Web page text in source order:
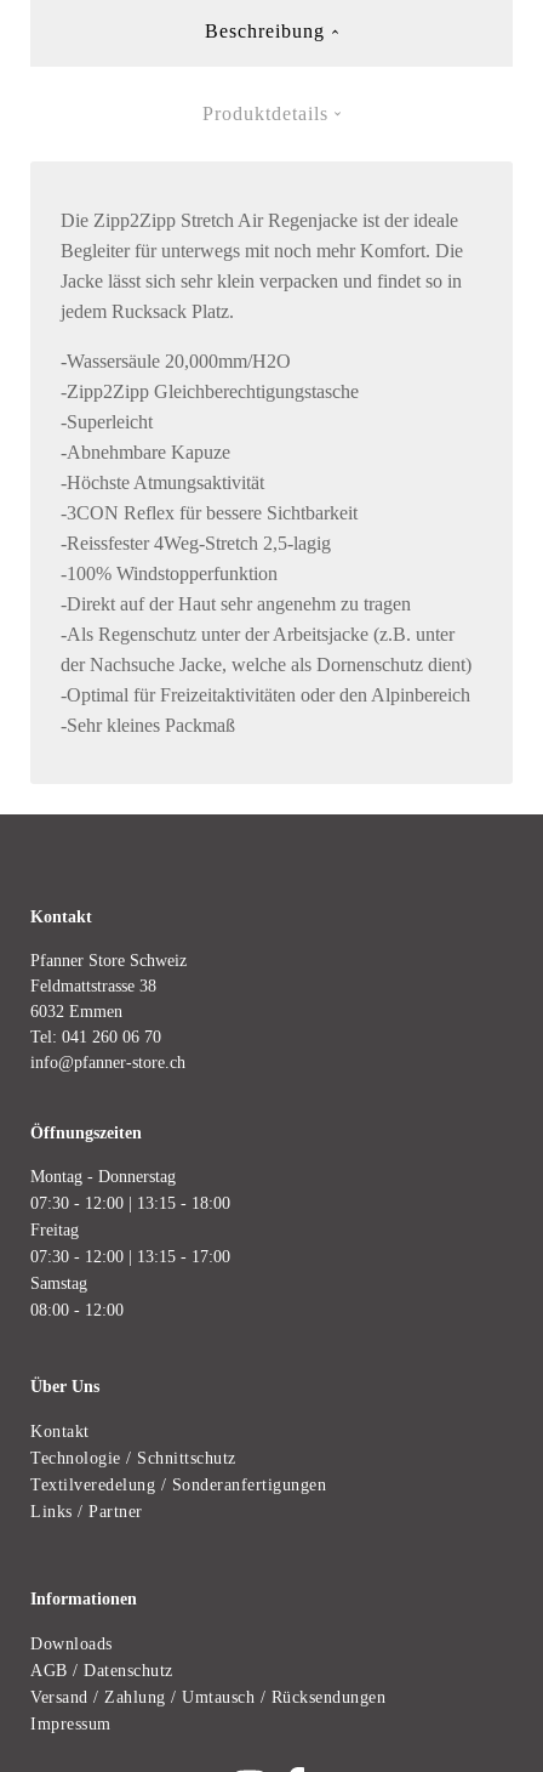
Beschreibung
Produktdetails
Die Zipp2Zipp Stretch Air Regenjacke ist der ideale
Begleiter für unterwegs mit noch mehr Komfort. Die
Jacke lässt sich sehr klein verpacken und findet so in
jedem Rucksack Platz.
-Wassersäule 20,000mm/H2O
-Zipp2Zipp Gleichberechtigungstasche
-Superleicht
-Abnehmbare Kapuze
-Höchste Atmungsaktivität
-3CON Reflex für bessere Sichtbarkeit
-Reissfester 4Weg-Stretch 2,5-lagig
-100% Windstopperfunktion
-Direkt auf der Haut sehr angenehm zu tragen
-Als Regenschutz unter der Arbeitsjacke (z.B. unter
der Nachsuche Jacke, welche als Dornenschutz dient)
-Optimal für Freizeitaktivitäten oder den Alpinbereich
-Sehr kleines Packmaß
Kontakt
Pfanner Store Schweiz
Feldmattstrasse 38
6032 Emmen
Tel: 041 260 06 70
info@pfanner-store.ch
Öffnungszeiten
Montag - Donnerstag
07:30 - 12:00 | 13:15 - 18:00
Freitag
07:30 - 12:00 | 13:15 - 17:00
Samstag
08:00 - 12:00
Über Uns
Kontakt
Technologie / Schnittschutz
Textilveredelung / Sonderanfertigungen
Links / Partner
Informationen
Downloads
AGB / Datenschutz
Versand / Zahlung / Umtausch / Rücksendungen
Impressum